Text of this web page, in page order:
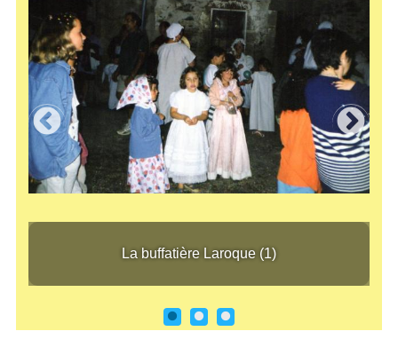
La buffatière Laroque (1)
La buffatière Laroque (1)
La